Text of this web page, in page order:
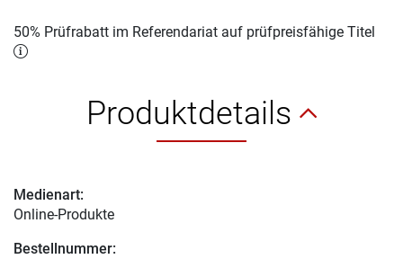
50% Prüfrabatt im Referendariat auf prüfpreisfähige Titel
Produktdetails
Medienart:
Online-Produkte
Bestellnummer: